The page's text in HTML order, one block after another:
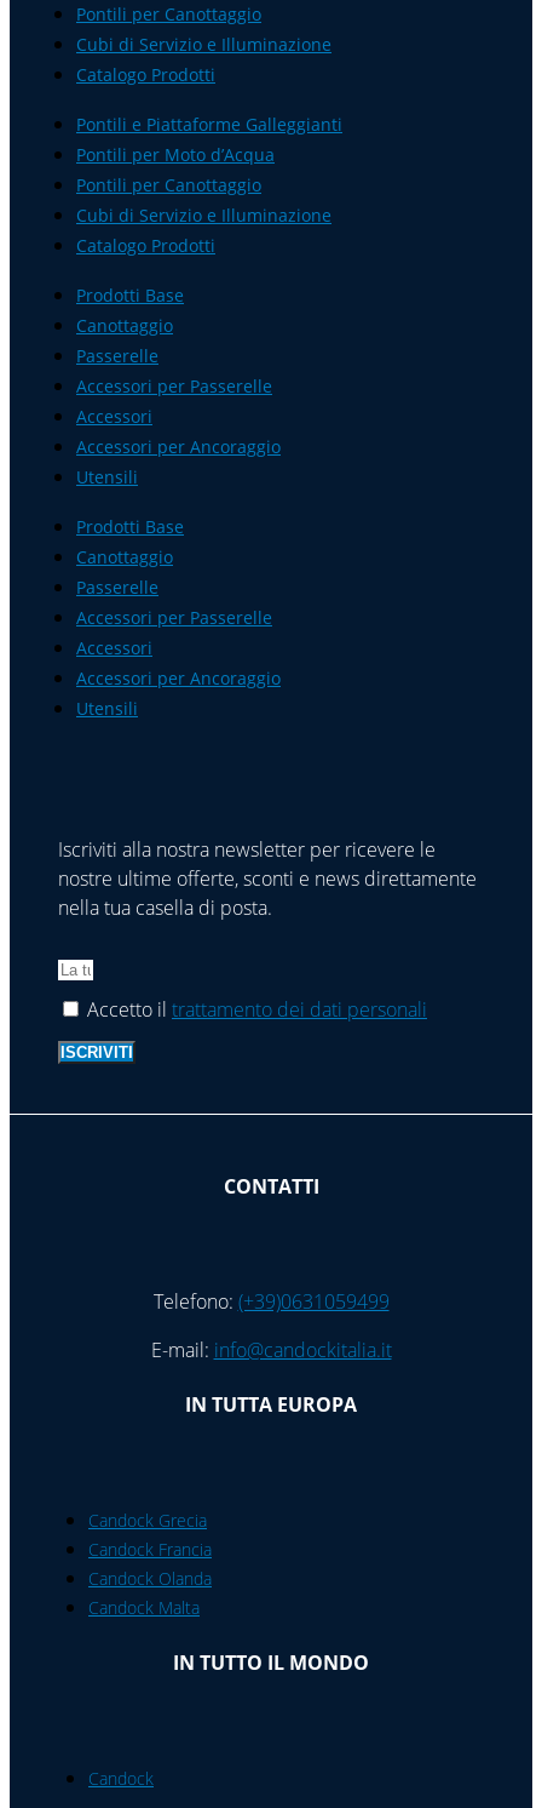
Pontili per Canottaggio
Cubi di Servizio e Illuminazione
Catalogo Prodotti
Pontili e Piattaforme Galleggianti
Pontili per Moto d’Acqua
Pontili per Canottaggio
Cubi di Servizio e Illuminazione
Catalogo Prodotti
Prodotti Base
Canottaggio
Passerelle
Accessori per Passerelle
Accessori
Accessori per Ancoraggio
Utensili
Prodotti Base
Canottaggio
Passerelle
Accessori per Passerelle
Accessori
Accessori per Ancoraggio
Utensili
Iscriviti alla nostra newsletter per ricevere le
nostre ultime offerte, sconti e news direttamente
nella tua casella di posta.
Accetto il trattamento dei dati personali
ISCRIVITI
CONTATTI
Telefono: (+39)0631059499
E-mail: info@candockitalia.it
IN TUTTA EUROPA
Candock Grecia
Candock Francia
Candock Olanda
Candock Malta
IN TUTTO IL MONDO
Candock